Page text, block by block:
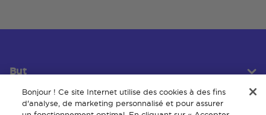
But
Bonjour ! Ce site Internet utilise des cookies à des fins
d'analyse, de marketing personnalisé et pour assurer